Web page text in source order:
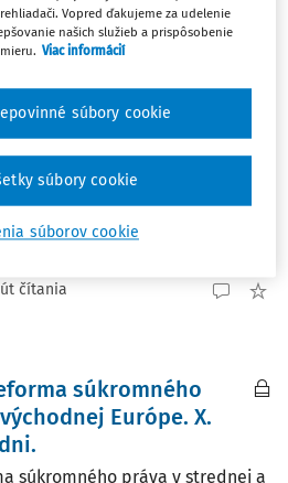
R., Zastúpenie v
- Nevolná, Z. - Olšovská, A. -
v súkromnom práve. Praha: C.
Kirstová Platná úprava...
čítania
súkromného
Európe. X.
súkromného práva v strednej a
Vopred ďakujeme za udelenie
našich služieb a prispôsobenie
Viac informácií
súborov cookie
súbory cookie
súbory cookie